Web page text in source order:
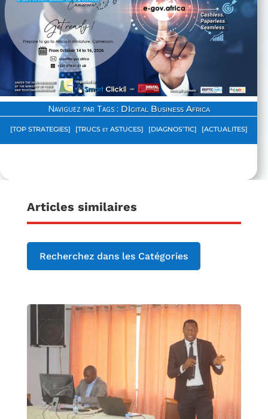
Naviguez par Tags : DIgital Business Africa
[TOP STRATEGIES] [TRUCS et ASTUCES] [DIAGNOS’TIC] [ACTUALITES]
Articles similaires
Recherchez dans les Catégories